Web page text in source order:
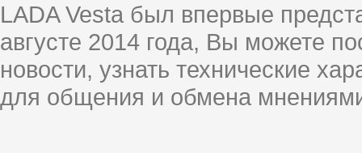
LADA Vesta был впервые
августе 2014 года, Вы можете
новости, узнать технические
для общения и обмена